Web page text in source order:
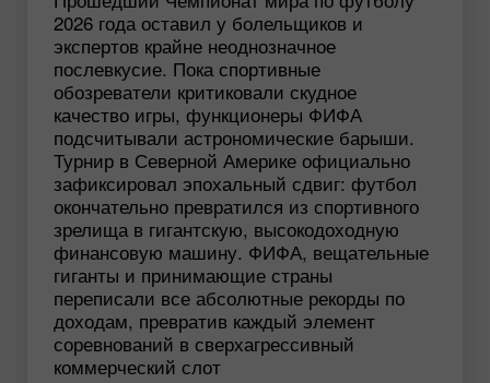
2026 года оставил у болельщиков и
экспертов крайне неоднозначное
послевкусие. Пока спортивные
обозреватели критиковали скудное
качество игры, функционеры ФИФА
подсчитывали астрономические барыши.
Турнир в Северной Америке официально
зафиксировал эпохальный сдвиг: футбол
окончательно превратился из спортивного
зрелища в гигантскую, высокодоходную
финансовую машину. ФИФА, вещательные
гиганты и принимающие страны
переписали все абсолютные рекорды по
доходам, превратив каждый элемент
соревнований в сверхагрессивный
коммерческий слот